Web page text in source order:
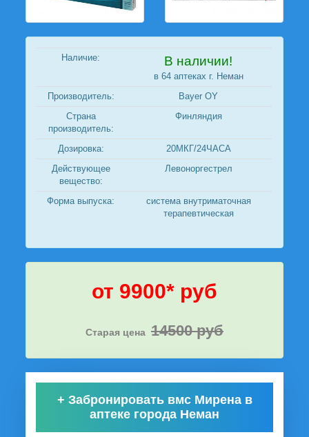
Наличие: В наличии!
в 64 аптеках г. Неман
Производитель:
Bayer OY
Страна
производитель:
Финляндия
Дозировка:
20МКГ/24ЧАСА
Действующее
вещество:
Левоноргестрел
Форма выпуска:
система внутриматочная
терапевтическая
от 9900* руб
Старая цена 14500 руб
+ Забронировать вмс Мирена в
аптеке города Неман